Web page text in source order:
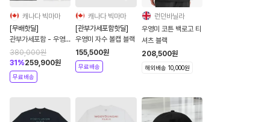
캐나다 빅마마
[무배핫딜]
관부가세포함 - 우영
미 26SS 플라워 백로
고 반팔 티셔츠 화이트
블랙
380,000원
31%259,900원
무료배송
캐나다 빅마마
[관부가세포함핫딜]
우영미 자수 볼캡 블랙
155,500원
무료배송
런던바닐라
우영미 코튼 백로고 티
셔츠 블랙
208,500원
해외배송 10,000원